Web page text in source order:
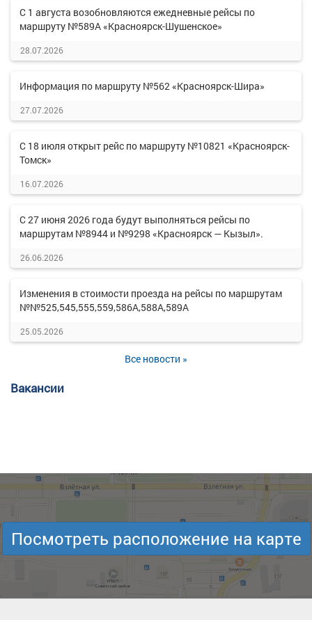
С 1 августа возобновляются ежедневные рейсы по
маршруту №589А «Красноярск-Шушенское»
28.07.2026
Информация по маршруту №562 «Красноярск-Шира»
27.07.2026
С 18 июля открыт рейс по маршруту №10821 «Красноярск-
Томск»
16.07.2026
С 27 июня 2026 года будут выполняться рейсы по
маршрутам №8944 и №9298 «Красноярск — Кызыл».
26.06.2026
Изменения в стоимости проезда на рейсы по маршрутам
№№525,545,555,559,586А,588А,589А
25.05.2026
Все новости »
Вакансии
Посмотреть расположение на карте